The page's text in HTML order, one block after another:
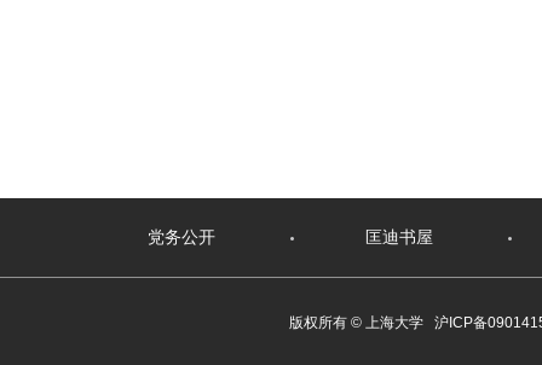
党务公开 匡迪书屋
版权所有 © 上海大学 沪ICP备